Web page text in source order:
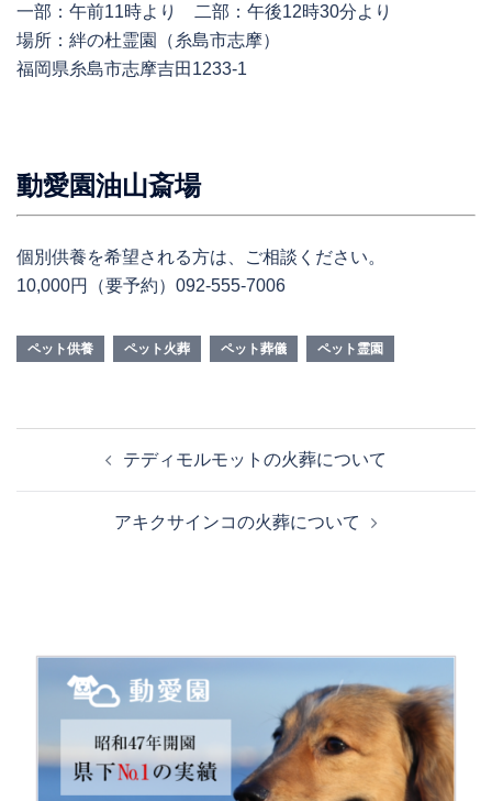
一部：午前11時より 二部：午後12時30分より
場所：絆の杜霊園（糸島市志摩）
福岡県糸島市志摩吉田1233-1
動愛園油山斎場
個別供養を希望される方は、ご相談ください。
10,000円（要予約）092-555-7006
ペット供養 ペット火葬 ペット葬儀 ペット霊園
ョ
テディモルモットの火葬について
アキクサインコの火葬について